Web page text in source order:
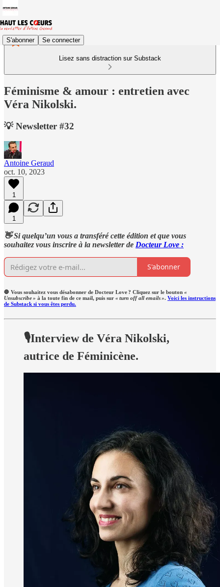
S'abonner Se connecter
Lisez sans distraction sur Substack
Féminisme & amour : entretien avec
Véra Nikolski.
💡 Newsletter #32
Antoine Geraud
oct. 10, 2023
1
1
👋 Si quelqu’un vous a transféré cette édition et que vous
souhaitez vous inscrire à la newsletter de Docteur Love :
S'abonner
🛑 Vous souhaitez vous désabonner de Docteur Love ? Cliquez sur le bouton «
Unsubscribe » à la toute fin de ce mail, puis sur « turn off all emails ». Voici les instructions
de Substack si vous êtes perdu.
🎙️Interview de Véra Nikolski,
autrice de Féminicène.